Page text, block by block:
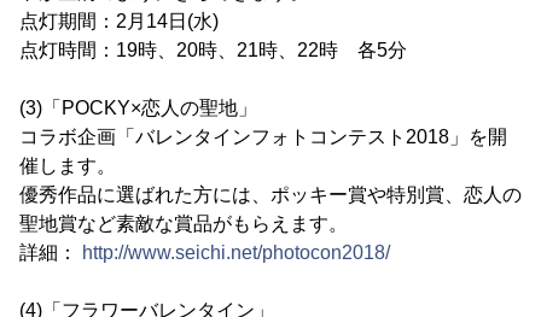
点灯期間：2月14日(水)
点灯時間：19時、20時、21時、22時 各5分
(3)「POCKY×恋人の聖地」
コラボ企画「バレンタインフォトコンテスト2018」を開
催します。
優秀作品に選ばれた方には、ポッキー賞や特別賞、恋人の
聖地賞など素敵な賞品がもらえます。
詳細：
http://www.seichi.net/photocon2018/
(4)「フラワーバレンタイン」